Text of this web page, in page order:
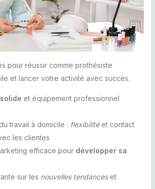
pour réussir comme prothésiste
et lancer votre activité avec succès.
et équipement professionnel
travail à domicile : flexibilitéet contact
les clientes
efficace pour développer sa
sur les nouvelles tendanceset